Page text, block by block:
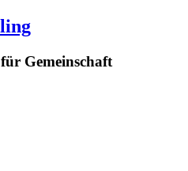
Gemeinschaft